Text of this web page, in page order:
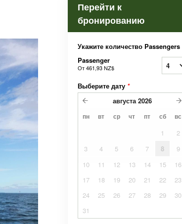
Перейти к
бронированию
Укажите количество Passengers
Passenger
От461,93 NZ$
Выберите дату *
августа 2026
пн вт ср чт пт сб вс
1
2
3
4 5 6 7 8
9
10
11 12 13 14 15
16
17
18 19 20 21 22
23
24
25 26 27 28 29
30
31